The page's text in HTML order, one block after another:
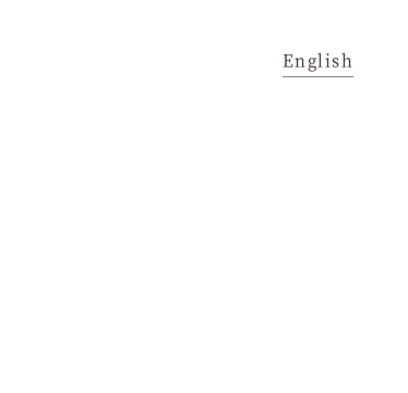
English